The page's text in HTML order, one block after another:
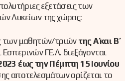
εξετάσεις των
Λυκείων της χώρας:
των μαθητών/τριών της Α΄ και Β΄
ΓΕ.Λ. διεξάγονται
έως την Πέμπτη 15 Ιουνίου
αποτελεσμάτων ορίζεται το